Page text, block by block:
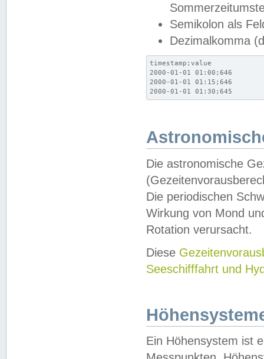
Semikolon als
Dezimalkomma
timestamp;value
2000-01-01 01:00;646
2000-01-01 01:15;646
2000-01-01 01:30;645
Die astronomische
Die periodischen
Wirkung von Mond
Rotation verursacht.
Diese
Seeschifffahrt und
Ein Höhensystem ist